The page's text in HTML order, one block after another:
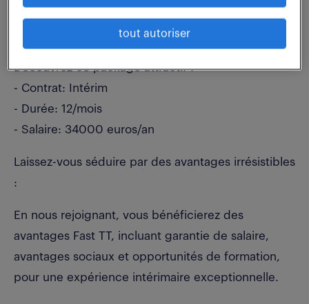
Découvrez ce package attractif :
- Contrat: Intérim
- Durée: 12/mois
- Salaire: 34000 euros/an
Laissez-vous séduire par des avantages irrésistibles
:
En nous rejoignant, vous bénéficierez des
avantages Fast TT, incluant garantie de salaire,
avantages sociaux et opportunités de formation,
pour une expérience intérimaire exceptionnelle.
tout autoriser